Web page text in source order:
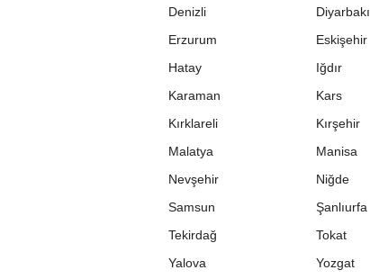
Denizli
Erzurum
Eskişehir
Hatay
Iğdır
Karaman
Kars
Kırklareli
Kırşehir
Malatya
Manisa
Nevşehir
Niğde
Samsun
Şanlıurfa
Tekirdağ
Tokat
Yalova
Yozgat